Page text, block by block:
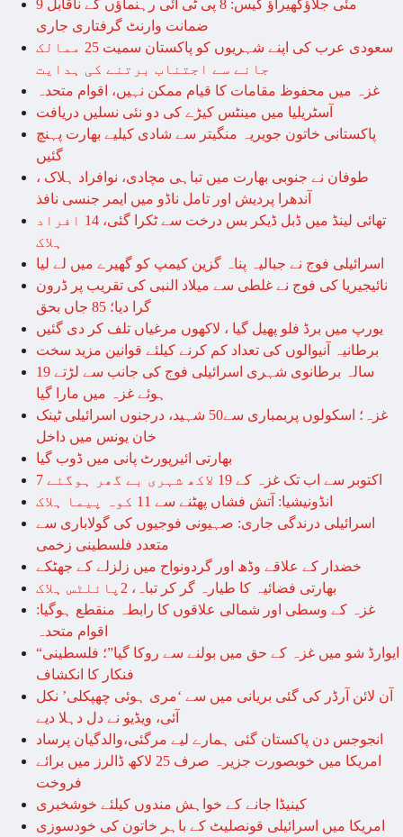
9 مئی جلاؤگھیراؤ کیس: 8 پی ٹی آئی رہنماؤں کے ناقابل
ضمانت وارنٹ گرفتاری جاری
سعودی عرب کی اپنے شہریوں کو پاکستان سمیت 25 ممالک
جانے سے اجتناب برتنے کی ہدایت
غزہ میں محفوظ مقامات کا قیام ممکن نہیں، اقوام متحدہ
آسٹریلیا میں مینٹس کیڑے کی دو نئی نسلیں دریافت
پاکستانی خاتون جویریہ منگیتر سے شادی کیلیے بھارت پہنچ
گئیں
طوفان نے جنوبی بھارت میں تباہی مچادی، نوافراد ہلاک ،
آندھرا پردیش اور تامل ناڈو میں ایمر جنسی نافذ
تھائی لینڈ میں ڈبل ڈیکر بس درخت سے ٹکرا گئی، 14 افراد
ہلاک
اسرائیلی فوج نے جبالیہ پناہ گزین کیمپ کو گھیرے میں لے لیا
نائیجیریا کی فوج نے غلطی سے میلاد النبی کی تقریب پر ڈرون
گرا دیا؛ 85 جاں بحق
یورپ میں برڈ فلو پھیل گیا ، لاکھوں مرغیاں تلف کر دی گئیں
برطانیہ آنیوالوں کی تعداد کم کرنے کیلئے قوانین مزید سخت
19 سالہ برطانوی شہری اسرائیلی فوج کی جانب سے لڑتے
ہوئے غزہ میں مارا گیا
غزہ؛ اسکولوں پربمباری سے50 شہید، درجنوں اسرائیلی ٹینک
خان یونس میں داخل
بھارتی ائیرپورٹ پانی میں ڈوب گیا
7 اکتوبر سے اب تک غزہ کے 19 لاکھ شہری بے گھر ہوگئے
انڈونیشیا: آتش فشاں پھٹنے سے 11 کوہ پیما ہلاک
اسرائیلی درندگی جاری: صہیونی فوجیوں کی گولاباری سے
متعدد فلسطینی زخمی
خضدار کے علاقے وڈھ اور گردونواح میں زلزلے کے جھٹکے
بھارتی فضائیہ کا طیارہ گر کر تباہ، 2پائلٹس ہلاک
غزہ کے وسطی اور شمالی علاقوں کا رابطہ منقطع ہوگیا:
اقوام متحدہ
“ایوارڈ شو میں غزہ کے حق میں بولنے سے روکا گیا”؛ فلسطینی
فنکار کا انکشاف
آن لائن آرڈر کی گئی بریانی میں سے ‘مری ہوئی چھپکلی’ نکل
آئی، ویڈیو نے دل دہلا دیے
انجوجس دن پاکستان گئی ہمارے لیے مرگئی،والدگیان پرساد
امریکا میں خوبصورت جزیرہ صرف 25 لاکھ ڈالرز میں برائے
فروخت
کینیڈا جانے کے خواہش مندوں کیلئے خوشخبری
امریکا میں اسرائیلی قونصلیٹ کے باہر خاتون کی خودسوزی